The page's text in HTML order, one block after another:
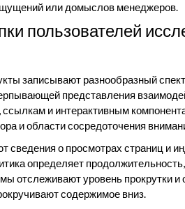
или домыслов менеджеров.
пользователей
записывают разнообразный
представления
и интерактивным
и области сосредоточения
сведения о просмотрах страниц и
определяет
отслеживают уровень прокрутки и
содержимое вниз.